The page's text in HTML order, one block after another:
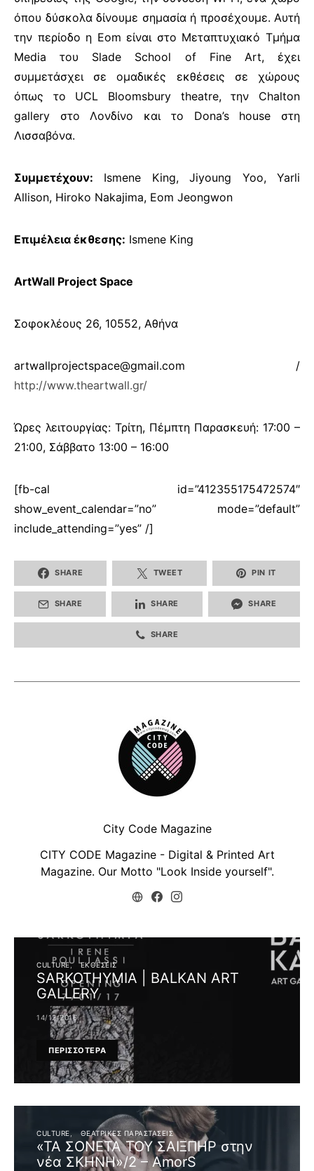
όπου δύσκολα δίνουμε σημασία ή προσέχουμε. Αυτή
την περίοδο η Eom είναι στο Μεταπτυχιακό Τμήμα
Media του Slade School of Fine Art, έχει
συμμετάσχει σε ομαδικές εκθέσεις σε χώρους
όπως το UCL Bloomsbury theatre, την Chalton
gallery στο Λονδίνο και το Dona’s house στη
Λισσαβόνα.
Συμμετέχουν: Ismene King, Jiyoung Yoo, Yarli
Allison, Hiroko Nakajima, Eom Jeongwon
Επιμέλεια έκθεσης: Ismene King
ArtWall Project Space
Σοφοκλέους 26, 10552, Αθήνα
artwallprojectspace@gmail.com /
http://www.theartwall.gr/
Ώρες λειτουργίας: Τρίτη, Πέμπτη Παρασκευή: 17:00 –
21:00, Σάββατο 13:00 – 16:00
[fb-cal id=”412355175472574″
show_event_calendar=”no” mode=”default”
include_attending=”yes” /]
SHARE TWEET PIN IT
SHARE SHARE SHARE
SHARE
City Code Magazine
CITY CODE Magazine - Digital & Printed Art
Magazine. Our Motto "Look Inside yourself".
CULTURE ΕΚΘΕΣΕΙΣ
SARKOTHYMIA | BALKAN ART
GALLERY
14/12/2016
ΠΕΡΙΣΣΟΤΕΡΑ
CULTURE ΘΕΑΤΡΙΚΈΣ ΠΑΡΑΣΤΆΣΕΙΣ
«ΤΑ ΣΟΝΕΤΑ ΤΟΥ ΣΑΙΞΠΗΡ στην
νέα ΣΚΗΝΗ»/2 – AmorS